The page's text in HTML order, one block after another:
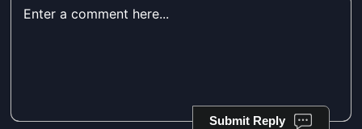
Submit Reply